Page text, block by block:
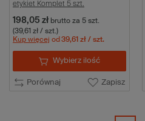
etykiet Komplet 5 szt.
198,05 zł brutto za 5 szt.
(39,61 zł / szt.)
Kup więcej od 39,61 zł / szt.
Porównaj Zapisz
Wybierz ilość